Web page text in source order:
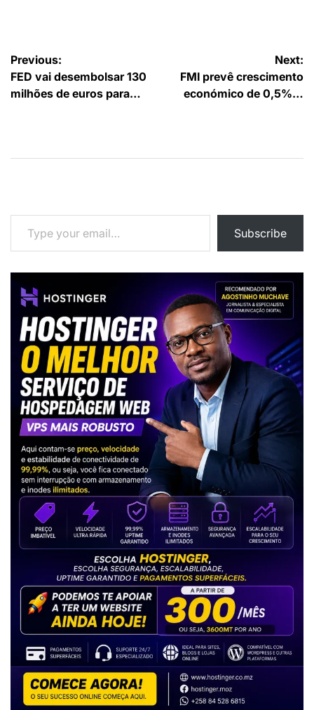
Navegação
de
Previous:
FED vai desembolsar 130
milhões de euros para…
Next:
FMI prevê crescimento
económico de 0,5%…
Type your email…
Subscribe